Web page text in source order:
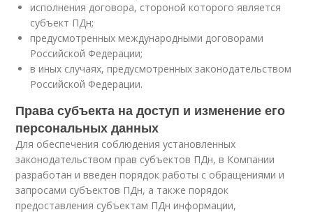
исполнения договора, стороной которого является
субъект ПДн;
предусмотренных международными договорами
Российской Федерации;
в иных случаях, предусмотренных законодательством
Российской Федерации.
Права субъекта на доступ и изменение его
персональных данных
Для обеспечения соблюдения установленных
законодательством прав субъектов ПДн, в Компании
разработан и введен порядок работы с обращениями и
запросами субъектов ПДн, а также порядок
предоставления субъектам ПДн информации,